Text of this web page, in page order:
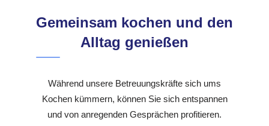
Gemeinsam kochen und den
Alltag genießen
Während unsere Betreuungskräfte sich ums
Kochen kümmern, können Sie sich entspannen
und von anregenden Gesprächen profitieren.